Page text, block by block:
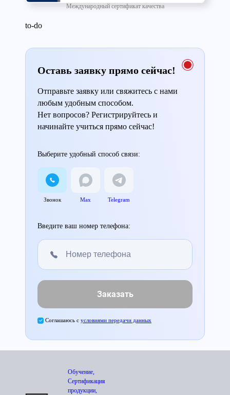
Международный сертификат качества
to-do
Оставь заявку прямо сейчас!
Отправьте заявку или свяжитесь с нами
любым удобным способом.
Нет вопросов? Регистрируйтесь и
начинайте учиться прямо сейчас!
Выберите удобный способ связи:
Звонок Max Telegram
Введите ваш номер телефона:
Заказать
Соглашаюсь с условиями передачи данных
Обучение,
Сертификация
продукции,